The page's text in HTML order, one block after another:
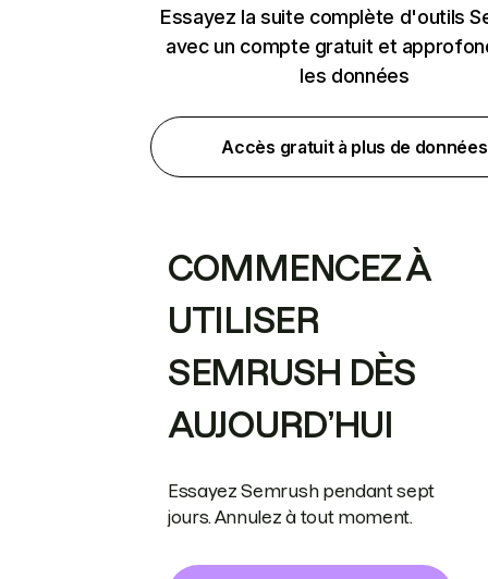
Essayez la suite complète d'outils
avec un compte gratuit et
les données
Accès gratuit à plus de données
COMMENCEZ À
UTILISER
SEMRUSH DÈS
AUJOURD’HUI
Essayez Semrush pendant sept
jours. Annulez à tout moment.